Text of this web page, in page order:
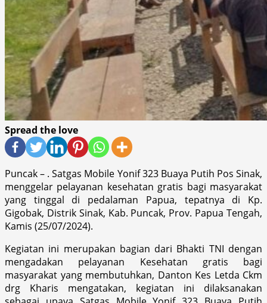
Spread the love
Puncak – . Satgas Mobile Yonif 323 Buaya Putih Pos Sinak,
menggelar pelayanan kesehatan gratis bagi masyarakat
yang tinggal di pedalaman Papua, tepatnya di Kp.
Gigobak, Distrik Sinak, Kab. Puncak, Prov. Papua Tengah,
Kamis (25/07/2024).
Kegiatan ini merupakan bagian dari Bhakti TNI dengan
mengadakan pelayanan Kesehatan gratis bagi
masyarakat yang membutuhkan, Danton Kes Letda Ckm
drg Kharis mengatakan, kegiatan ini dilaksanakan